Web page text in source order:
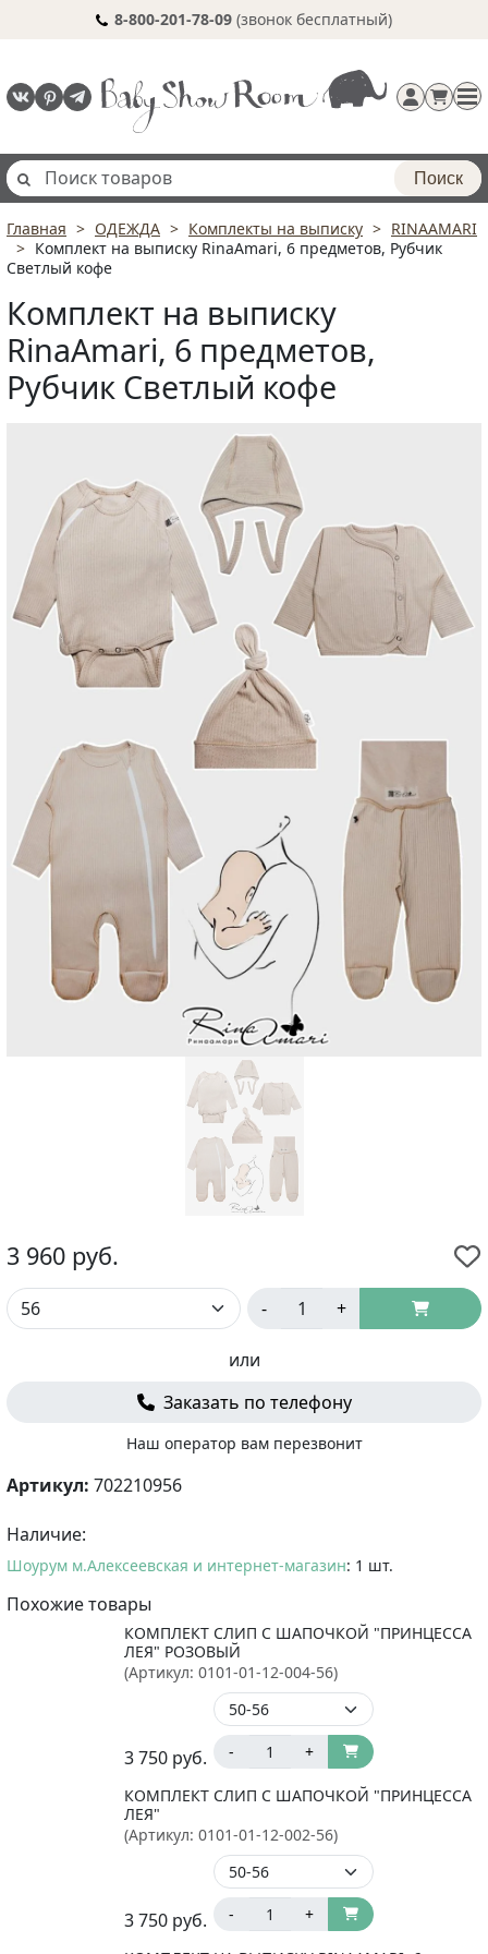
8-800-201-78-09 (звонок бесплатный)
Регистрация
Поиск
Главная ОДЕЖДА Комплекты на выписку
RINAAMARI
Комплект на выписку RinaAmari, 6 предметов, Рубчик
Светлый кофе
Комплект на выписку
RinaAmari, 6 предметов,
Рубчик Светлый кофе
3 960 руб.
- +
или
Заказать по телефону
Наш оператор вам перезвонит
Артикул: 702210956
Наличие:
Шоурум м.Алексеевская и интернет-магазин: 1 шт.
Похожие товары
КОМПЛЕКТ СЛИП С ШАПОЧКОЙ "ПРИНЦЕССА
ЛЕЯ" РОЗОВЫЙ
(Артикул: 0101-01-12-004-56)
3 750 руб. - +
КОМПЛЕКТ СЛИП С ШАПОЧКОЙ "ПРИНЦЕССА
ЛЕЯ"
(Артикул: 0101-01-12-002-56)
3 750 руб. - +